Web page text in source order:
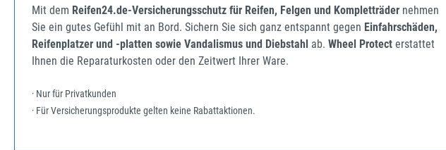
Mit dem Reifen24.de-Versicherungsschutz für Reifen, Felgen und Kompletträder nehmen
Sie ein gutes Gefühl mit an Bord. Sichern Sie sich ganz entspannt gegen Einfahrschäden,
Reifenplatzer und -platten sowie Vandalismus und Diebstahl ab. Wheel Protect erstattet
Ihnen die Reparaturkosten oder den Zeitwert Ihrer Ware.
· Nur für Privatkunden
· Für Versicherungsprodukte gelten keine Rabattaktionen.